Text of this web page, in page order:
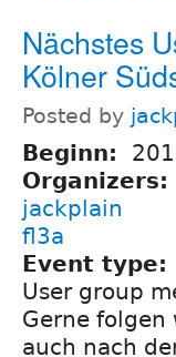
Nächstes
Kölner
Posted by
Beginn:
Organizers:
jackplain
fl3a
Event type:
User group
Gerne folgen
auch nach